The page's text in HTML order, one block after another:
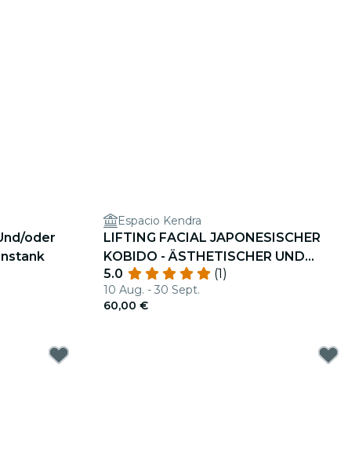
oder
Espacio Kendra
LIFTING FACIAL JAPONESISCHER
KOBIDO - ÄSTHETISCHER UND
THERAPEUTISCHER MASSAGE
(SCHMERZLINDERUNG BEI
BRUXISMUS)
5.0 (1)
10 Aug. - 30 Sept.
60,00 €